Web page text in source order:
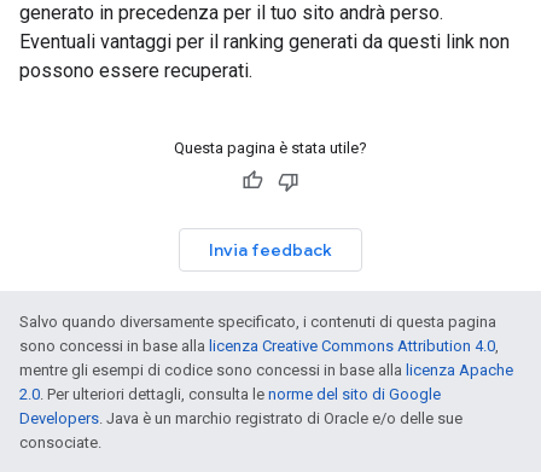
generato in precedenza per il tuo sito andrà perso.
Eventuali vantaggi per il ranking generati da questi link non
possono essere recuperati.
Questa pagina è stata utile?
Invia feedback
Salvo quando diversamente specificato, i contenuti di questa pagina
sono concessi in base alla licenza Creative Commons Attribution 4.0,
mentre gli esempi di codice sono concessi in base alla licenza Apache
2.0. Per ulteriori dettagli, consulta le norme del sito di Google
Developers. Java è un marchio registrato di Oracle e/o delle sue
consociate.